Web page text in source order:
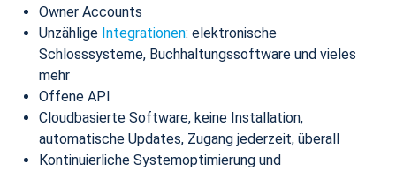
Owner Accounts
Unzählige Integrationen: elektronische
Schlosssysteme, Buchhaltungssoftware und vieles
mehr
Offene API
Cloudbasierte Software, keine Installation,
automatische Updates, Zugang jederzeit, überall
Kontinuierliche Systemoptimierung und